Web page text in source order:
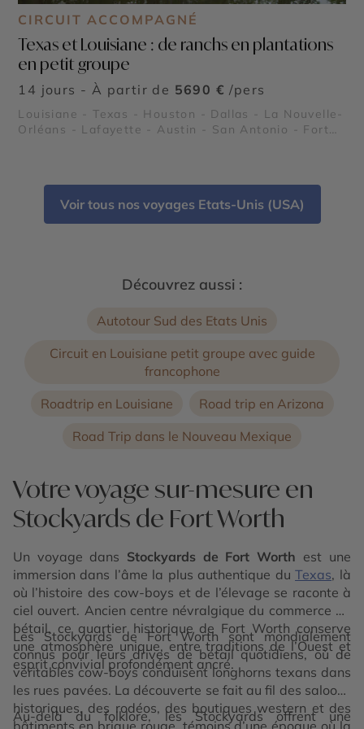
CIRCUIT ACCOMPAGNÉ
Texas et Louisiane : de ranchs en plantations
en petit groupe
14 jours - À partir de 5690 € /pers
Louisiane - Texas - Houston - Dallas - La Nouvelle-
Orléans - Lafayette - Austin - San Antonio - Fort
Walk de San Antonio - NASA Johnson Space Center
- Stockyards de Fort Worth - Les ranchs au Texas
Voir tous nos voyages Etats-Unis (USA)
Découvrez aussi :
Autotour Sud des Etats Unis
Circuit en Louisiane petit groupe avec guide
francophone
Roadtrip en Louisiane
Road trip en Arizona
Road Trip dans le Nouveau Mexique
Votre voyage sur-mesure en
Stockyards de Fort Worth
Un voyage dans Stockyards de Fort Worth est une
immersion dans l’âme la plus authentique du Texas, là
où l’histoire des cow-boys et de l’élevage se raconte à
ciel ouvert. Ancien centre névralgique du commerce du
bétail, ce quartier historique de Fort Worth conserve
une atmosphère unique, entre traditions de l’Ouest et
esprit convivial profondément ancré.
Les Stockyards de Fort Worth sont mondialement
connus pour leurs drives de bétail quotidiens, où de
véritables cow-boys conduisent longhorns texans dans
les rues pavées. La découverte se fait au fil des saloons
historiques, des rodéos, des boutiques western et des
bâtiments en brique rouge, témoins d’une époque où la
Au-delà du folklore, les Stockyards offrent une